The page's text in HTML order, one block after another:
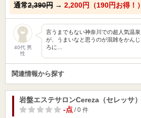
通常2,390円 → 2,200円（190円お得！）
40代 男
性
言うまでもない神奈川での超人気温
が、うまいなと思うのが混雑をかん
ろに…
関連情報から探す
岩盤エステサロンCereza（セレッサ）
-点/ 0 件